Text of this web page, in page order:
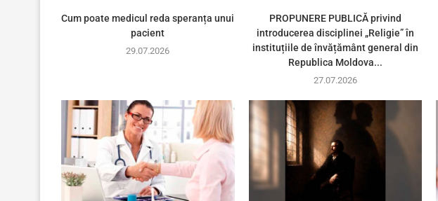
Cum poate medicul reda speranța unui
pacient
29.07.2026
PROPUNERE PUBLICĂ privind
introducerea disciplinei „Religie” în
instituțiile de învățământ general din
Republica Moldova...
27.07.2026